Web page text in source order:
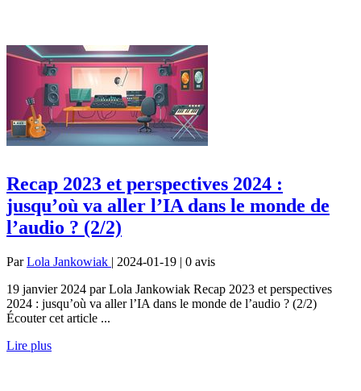
Recap 2023 et perspectives 2024 :
jusqu’où va aller l’IA dans le monde de
l’audio ? (2/2)
ParLola Jankowiak | 2024-01-19 | 0 avis
19 janvier 2024 par Lola Jankowiak Recap 2023 et perspectives
2024 : jusqu’où va aller l’IA dans le monde de l’audio ? (2/2)
Écouter cet article ...
Lire plus